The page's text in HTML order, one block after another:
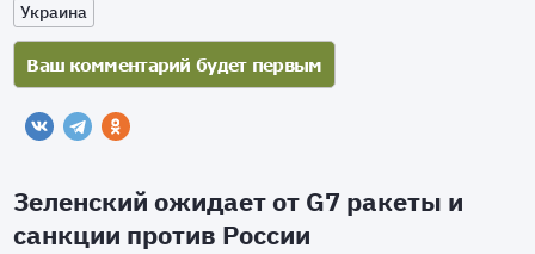
Украина
Зеленский ожидает от G7 ракеты и
санкции против России